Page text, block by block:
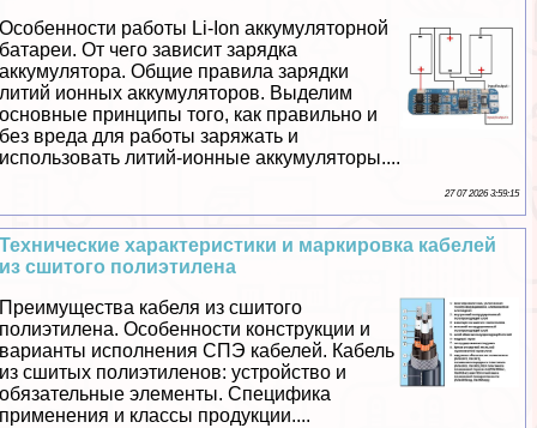
Особенности работы Li-Ion аккумуляторной
батареи. От чего зависит зарядка
аккумулятора. Общие правила зарядки
литий ионных аккумуляторов. Выделим
основные принципы того, как правильно и
без вреда для работы заряжать и
использовать литий-ионные аккумуляторы....
27 07 2026 3:59:15
Технические хаpaктеристики и маркировка кабелей
из сшитого полиэтилена
Преимущества кабеля из сшитого
полиэтилена. Особенности конструкции и
варианты исполнения СПЭ кабелей. Кабель
из сшитых полиэтиленов: устройство и
обязательные элементы. Специфика
применения и классы продукции....